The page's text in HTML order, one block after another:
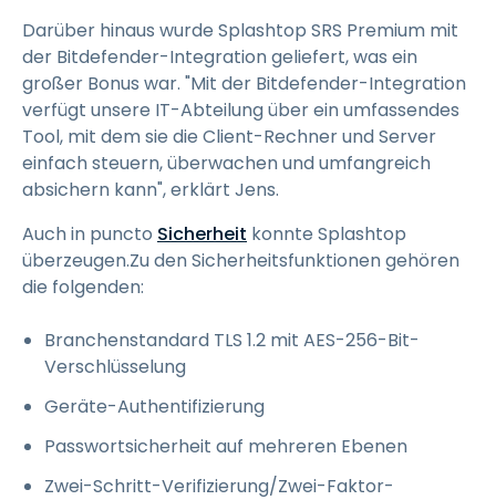
Darüber hinaus wurde Splashtop SRS Premium mit
der Bitdefender-Integration geliefert, was ein
großer Bonus war. "Mit der Bitdefender-Integration
verfügt unsere IT-Abteilung über ein umfassendes
Tool, mit dem sie die Client-Rechner und Server
einfach steuern, überwachen und umfangreich
absichern kann", erklärt Jens.
Auch in puncto Sicherheit konnte Splashtop
überzeugen.Zu den Sicherheitsfunktionen gehören
die folgenden:
Branchenstandard TLS 1.2 mit AES-256-Bit-
Verschlüsselung
Geräte-Authentifizierung
Passwortsicherheit auf mehreren Ebenen
Zwei-Schritt-Verifizierung/Zwei-Faktor-